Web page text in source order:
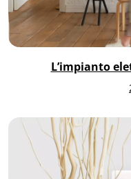
L’impianto